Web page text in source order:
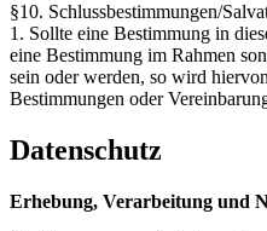
§10. Schlussbestimmungen/
1. Sollte eine Bestimmung in
eine Bestimmung im Rahmen
sein oder werden, so wird
Bestimmungen oder
Datenschutz
Erhebung, Verarbeitung und